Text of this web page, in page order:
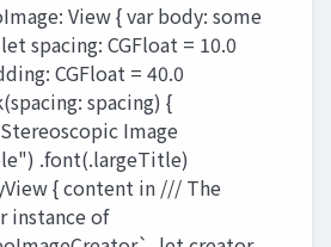
View { var body: some
spacing: CGFloat = 10.0
CGFloat = 40.0
spacing) {
Image
.font(.largeTitle)
{ content in /// The
instance of